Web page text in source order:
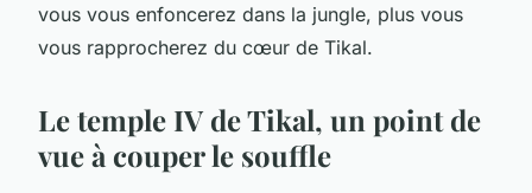
vous vous enfoncerez dans la jungle, plus vous
vous rapprocherez du cœur de Tikal.
Le temple IV de Tikal, un point de
vue à couper le souffle